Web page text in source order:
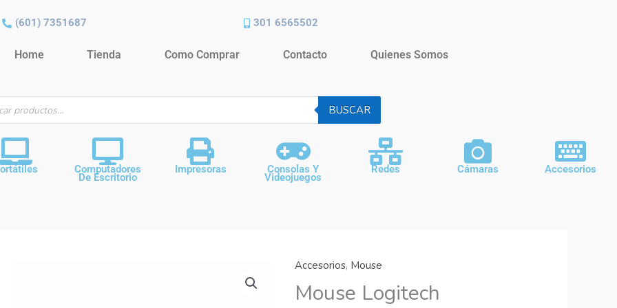
(601) 7351687 301 6565502
Home Tienda Como Comprar Contacto Quienes Somos
BUSCAR
Computadores
De Escritorio
Impresoras Consolas Y
Videojuegos
Redes Cámaras Accesorios
Accesorios, Mouse
Mouse Logitech